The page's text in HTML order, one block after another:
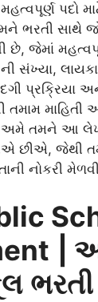
પદો
ભરતી સાથે
છે, જેમાં
સંખ્યા,
પ્રક્રિયા
તમામ
અમે તમને આ
છીએ, જેથી
નોકરી
|
ભરતી